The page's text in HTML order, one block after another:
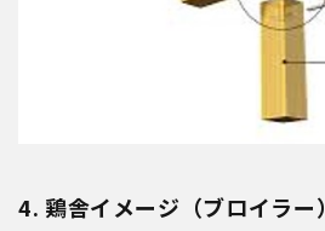
4. 鶏舎イメージ（ブロイラー）